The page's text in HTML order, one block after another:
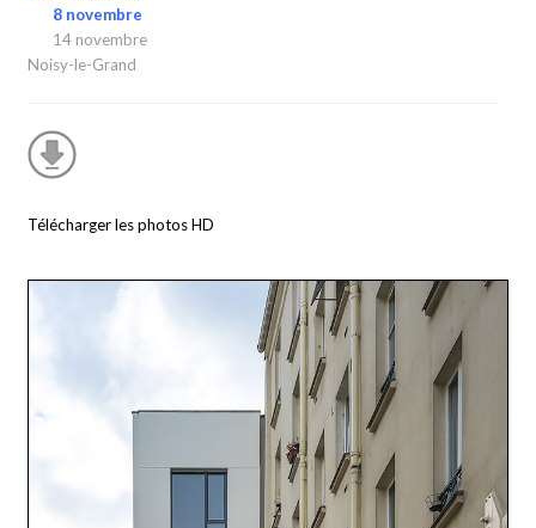
8 novembre
14 novembre
Noisy-le-Grand
Télécharger les photos HD